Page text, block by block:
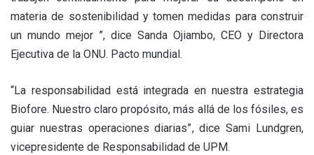
materia de sostenibilidad y tomen medidas para construir
un mundo mejor ”, dice Sanda Ojiambo, CEO y Directora
Ejecutiva de la ONU. Pacto mundial.
“La responsabilidad está integrada en nuestra estrategia
Biofore. Nuestro claro propósito, más allá de los fósiles, es
guiar nuestras operaciones diarias”, dice Sami Lundgren,
vicepresidente de Responsabilidad de UPM.